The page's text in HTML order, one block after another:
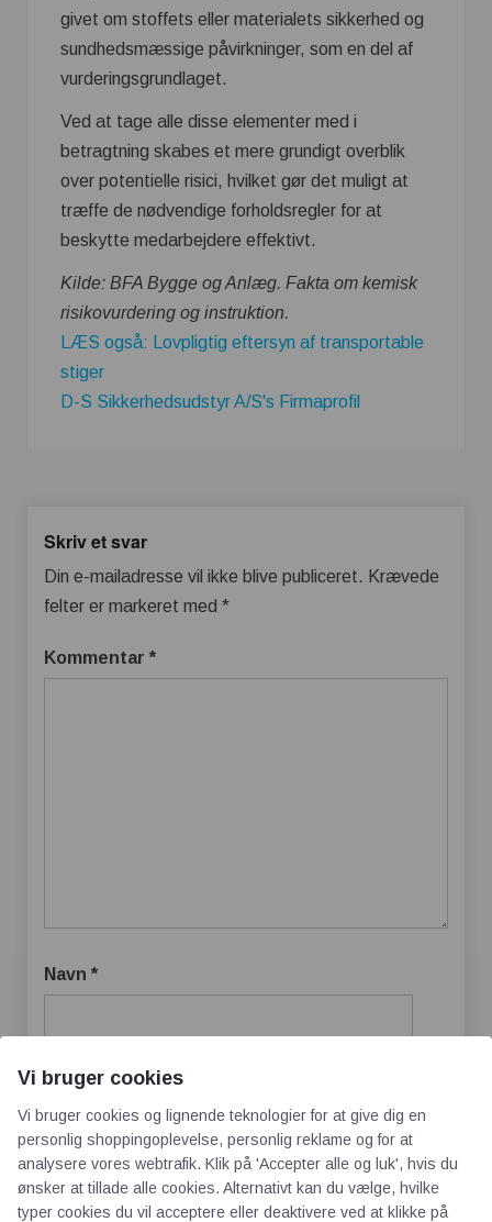
givet om stoffets eller materialets sikkerhed og
sundhedsmæssige påvirkninger, som en del af
vurderingsgrundlaget.
Ved at tage alle disse elementer med i
betragtning skabes et mere grundigt overblik
over potentielle risici, hvilket gør det muligt at
træffe de nødvendige forholdsregler for at
beskytte medarbejdere effektivt.
Kilde: BFA Bygge og Anlæg. Fakta om kemisk
risikovurdering og instruktion.
LÆS også: Lovpligtig eftersyn af transportable
stiger
D-S Sikkerhedsudstyr A/S's Firmaprofil
Skriv et svar
Din e-mailadresse vil ikke blive publiceret. Krævede
felter er markeret med *
Kommentar *
Navn *
E-mail*
Websted
Vi bruger cookies
Vi bruger cookies og lignende teknologier for at give dig en
personlig shoppingoplevelse, personlig reklame og for at
analysere vores webtrafik. Klik på 'Accepter alle og luk', hvis du
ønsker at tillade alle cookies. Alternativt kan du vælge, hvilke
typer cookies du vil acceptere eller deaktivere ved at klikke på